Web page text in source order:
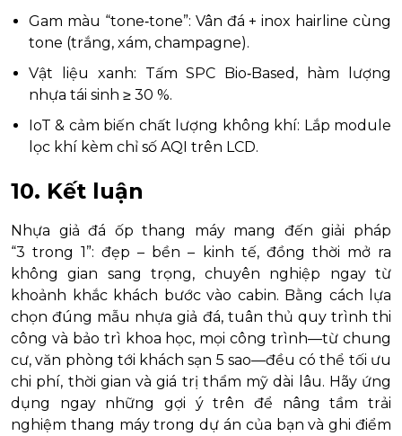
Gam màu “tone‑tone”: Vân đá + inox hairline cùng
tone (trắng, xám, champagne).
Vật liệu xanh: Tấm SPC Bio‑Based, hàm lượng
nhựa tái sinh ≥ 30 %.
IoT & cảm biến chất lượng không khí: Lắp module
lọc khí kèm chỉ số AQI trên LCD.
10. Kết luận
Nhựa giả đá ốp thang máy mang đến giải pháp
“3 trong 1”: đẹp – bền – kinh tế, đồng thời mở ra
không gian sang trọng, chuyên nghiệp ngay từ
khoảnh khắc khách bước vào cabin. Bằng cách lựa
chọn đúng mẫu nhựa giả đá, tuân thủ quy trình thi
công và bảo trì khoa học, mọi công trình—từ chung
cư, văn phòng tới khách sạn 5 sao—đều có thể tối ưu
chi phí, thời gian và giá trị thẩm mỹ dài lâu. Hãy ứng
dụng ngay những gợi ý trên để nâng tầm trải
nghiệm thang máy trong dự án của bạn và ghi điểm